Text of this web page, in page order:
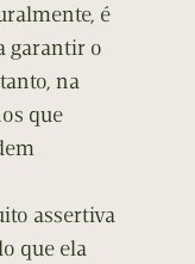
é
garantir o
na
que
assertiva
que ela